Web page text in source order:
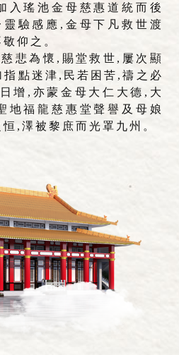
入瑤池金母慈惠道統而後
驗感應,金母下凡救世渡
仰之。
悲為懷,賜堂救世,屢次顯
點迷津,民若困苦,禱之必
增,亦蒙金母大仁大德,大
地福龍慈惠堂聲譽及母娘
,澤被黎庶而光罩九州。